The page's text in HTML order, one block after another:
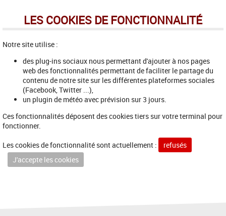
LES COOKIES DE FONCTIONNALITÉ
Notre site utilise :
des plug-ins sociaux nous permettant d'ajouter à nos pages
web des fonctionnalités permettant de faciliter le partage du
contenu de notre site sur les différentes plateformes sociales
(Facebook, Twitter ...),
un plugin de météo avec prévision sur 3 jours.
Ces fonctionnalités déposent des cookies tiers sur votre terminal pour
fonctionner.
Les cookies de fonctionnalité sont actuellement :
refusés
J'accepte les cookies